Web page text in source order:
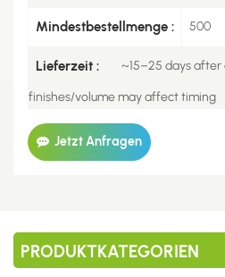
Mindestbestellmenge : 500
Lieferzeit : ~15–25 days
finishes/volume may affect timing
Jetzt Anfragen
PRODUKTKATEGORIEN